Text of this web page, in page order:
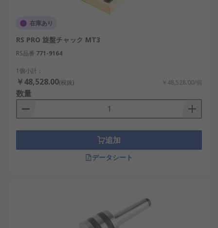
在庫あり
RS PRO 旋盤チャック MT3
RS品番 771-9164
1個小計：
￥48,528.00(税抜) ￥48,528.00/個
数量
追加
データシート